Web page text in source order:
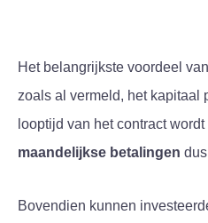
Het belangrijkste voordeel
zoals al vermeld, het kapitaal
looptijd van het contract
maandelijkse betalingen dus
Bovendien kunnen